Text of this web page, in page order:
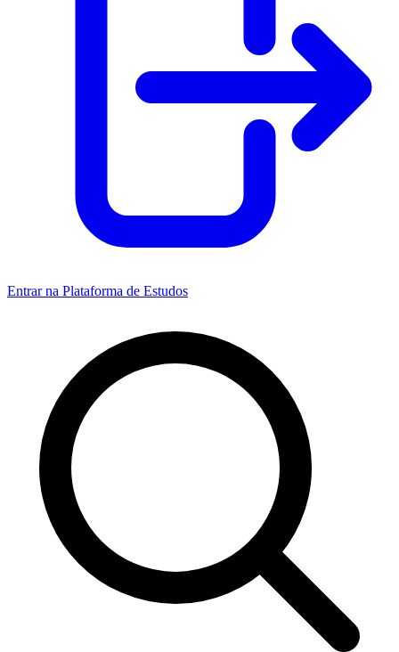
Entrar na Plataforma de Estudos